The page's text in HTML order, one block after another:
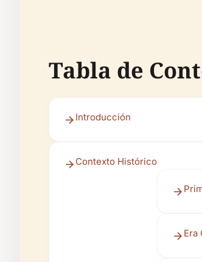
Tabla de
Introducción
Contexto Histórico
Era